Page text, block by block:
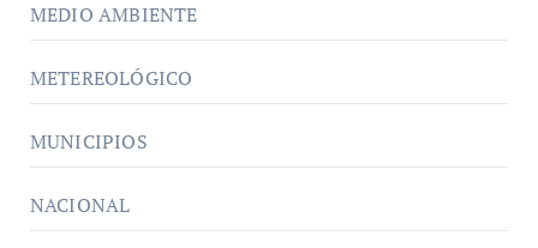
MEDIO AMBIENTE
METEREOLÓGICO
MUNICIPIOS
NACIONAL